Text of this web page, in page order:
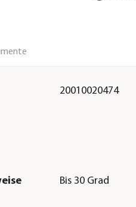
20010020474
Bis 30 Grad